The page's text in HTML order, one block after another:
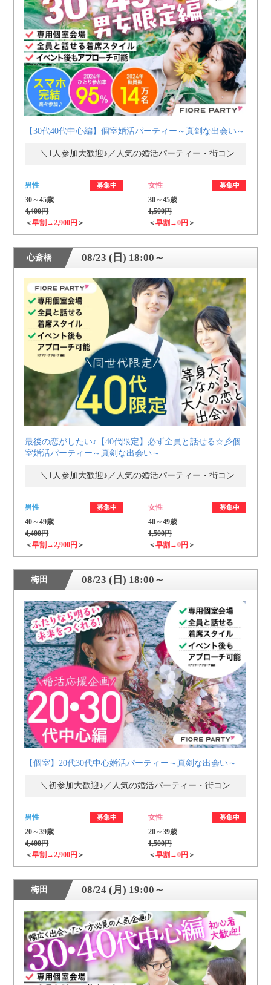
【30代40代中心編】個室婚活パーティー～真剣な出会い～
＼1人参加大歓迎♪／人気の婚活パーティー・街コン
男性 募集中
30～45歳
4,400円
＜早割→2,900円 ＞
女性 募集中
30～45歳
1,500円
＜早割→0円 ＞
心斎橋 08/23 (日) 18:00～
最後の恋がしたい♪【40代限定】必ず全員と話せる☆彡個
室婚活パーティー～真剣な出会い～
＼1人参加大歓迎♪／人気の婚活パーティー・街コン
男性 募集中
40～49歳
4,400円
＜早割→2,900円 ＞
女性 募集中
40～49歳
1,500円
＜早割→0円 ＞
梅田 08/23 (日) 18:00～
【個室】20代30代中心婚活パーティー～真剣な出会い～
＼初参加大歓迎♪／人気の婚活パーティー・街コン
男性 募集中
20～39歳
4,400円
＜早割→2,900円 ＞
女性 募集中
20～39歳
1,500円
＜早割→0円 ＞
梅田 08/24 (月) 19:00～